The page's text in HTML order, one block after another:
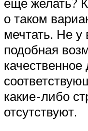
о таком
мечтать. Не у
подобная
какие-либо
отсутствуют.